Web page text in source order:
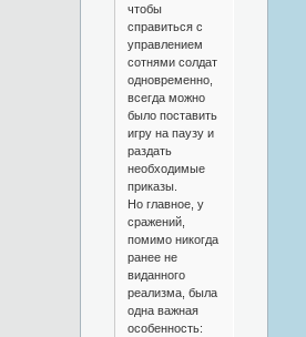
чтобы
справиться с
управлением
сотнями солдат
одновременно,
всегда можно
было поставить
игру на паузу и
раздать
необходимые
приказы.
Но главное, у
сражений,
помимо никогда
ранее не
виданного
реализма, была
одна важная
особенность: